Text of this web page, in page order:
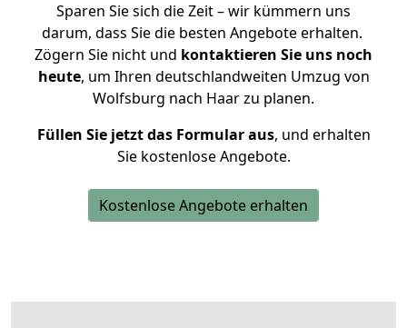
Sparen Sie sich die Zeit – wir kümmern uns
darum, dass Sie die besten Angebote erhalten.
Zögern Sie nicht und kontaktieren Sie uns noch
heute, um Ihren deutschlandweiten Umzug von
Wolfsburg nach Haar zu planen.
Füllen Sie jetzt das Formular aus, und erhalten
Sie kostenlose Angebote.
Kostenlose Angebote erhalten